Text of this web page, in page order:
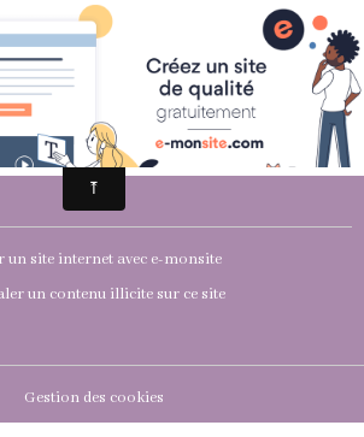
un site internet avec e-monsite
un contenu illicite sur ce site
Gestion des cookies